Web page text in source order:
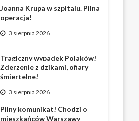
Joanna Krupa w szpitalu. Pilna
operacja!
3 sierpnia 2026
Tragiczny wypadek Polaków!
Zderzenie z dzikami, ofiary
śmiertelne!
3 sierpnia 2026
Pilny komunikat! Chodzi o
mieszkańców Warszawy